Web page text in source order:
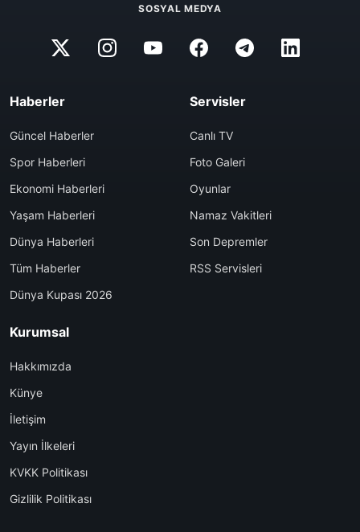
SOSYAL MEDYA
Haberler
Güncel Haberler
Spor Haberleri
Ekonomi Haberleri
Yaşam Haberleri
Dünya Haberleri
Tüm Haberler
Dünya Kupası 2026
Servisler
Canlı TV
Foto Galeri
Oyunlar
Namaz Vakitleri
Son Depremler
RSS Servisleri
Kurumsal
Hakkımızda
Künye
İletişim
Yayın İlkeleri
KVKK Politikası
Gizlilik Politikası